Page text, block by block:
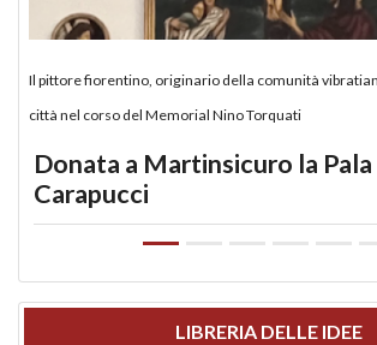
Il pittore fiorentino, originario della comunità
città nel corso del Memorial Nino Torquati
Donata a Martinsicuro la
Carapucci
LIBRERIA DELLE IDEE